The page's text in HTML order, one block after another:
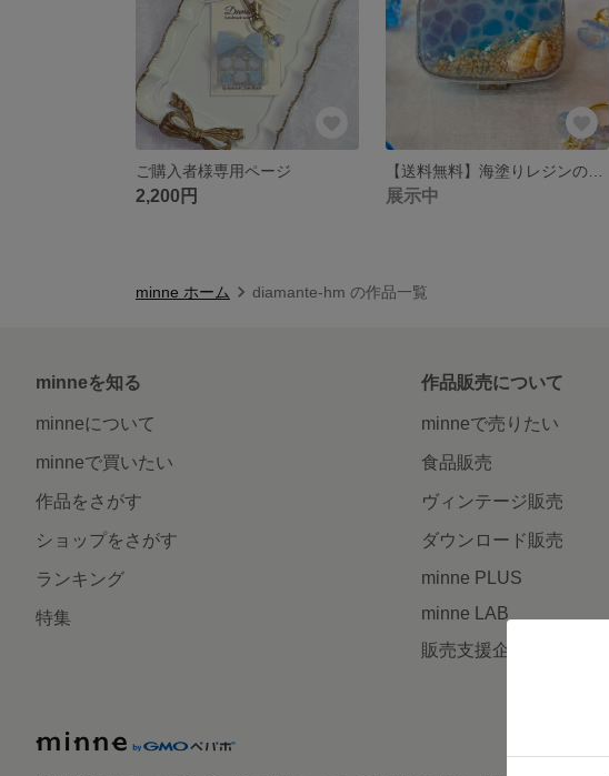
ご購入者様専用ページ
2,200円
【送料無料】海塗りレジンの小物入れ🐚‎🤍
展示中
minne ホーム diamante-hm の作品一覧
minneを知る
minneについて
minneで買いたい
作品をさがす
ショップをさがす
ランキング
特集
作品販売について
minneで売りたい
食品販売
ヴィンテージ販売
ダウンロード販売
minne PLUS
minne LAB
販売支援企画・イベント